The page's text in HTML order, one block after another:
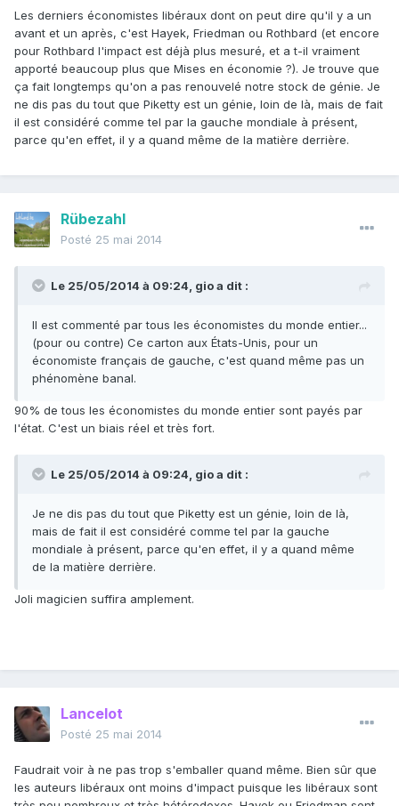
Les derniers économistes libéraux dont on peut dire qu'il y a un
avant et un après, c'est Hayek, Friedman ou Rothbard (et encore
pour Rothbard l'impact est déjà plus mesuré, et a t-il vraiment
apporté beaucoup plus que Mises en économie ?). Je trouve que
ça fait longtemps qu'on a pas renouvelé notre stock de génie. Je
ne dis pas du tout que Piketty est un génie, loin de là, mais de fait
il est considéré comme tel par la gauche mondiale à présent,
parce qu'en effet, il y a quand même de la matière derrière.
Rübezahl
Posté 25 mai 2014
Le 25/05/2014 à 09:24, gio a dit :
Il est commenté par tous les économistes du monde entier...
(pour ou contre) Ce carton aux États-Unis, pour un
économiste français de gauche, c'est quand même pas un
phénomène banal.
90% de tous les économistes du monde entier sont payés par
l'état. C'est un biais réel et très fort.
Le 25/05/2014 à 09:24, gio a dit :
Je ne dis pas du tout que Piketty est un génie, loin de là,
mais de fait il est considéré comme tel par la gauche
mondiale à présent, parce qu'en effet, il y a quand même
de la matière derrière.
Joli magicien suffira amplement.
Lancelot
Posté 25 mai 2014
Faudrait voir à ne pas trop s'emballer quand même. Bien sûr que
les auteurs libéraux ont moins d'impact puisque les libéraux sont